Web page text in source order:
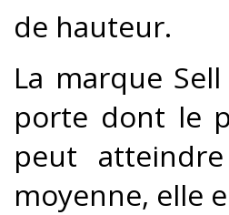
de hauteur.
La marque
porte dont le
peut
moyenne, elle